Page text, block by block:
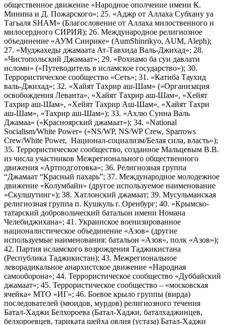
общественное движение «Народное ополчение имени К.
Минина и Д. Пожарского»; 25. «Аджр от Аллаха Субхану уа
Тагьаля SHAM» (Благословение от Аллаха милоственного и
милосердного СИРИЯ); 26. Международное религиозное
объединение «АУМ Синрике» (AumShinrikyo, AUM, Aleph);
27. «Муджахеды джамаата Ат-Тавхида Валь-Джихад»; 28.
«Чистопольский Джамаат»; 29. «Рохнамо ба суи давлати
исломи» («Путеводитель в исламское государство»); 30.
Террористическое сообщество «Сеть»; 31. «Катиба Таухид
валь-Джихад»; 32. «Хайят Тахрир аш-Шам» («Организация
освобождения Леванта», «Хайят Тахрир аш-Шам», «Хейят
Тахрир аш-Шам», «Хейят Тахрир Аш-Шам», «Хайят Тахри
аш-Шам», «Тахрир аш-Шам»); 33. «Ахлю Сунна Валь
Джамаа» («Красноярский джамаат»); 34. «National
Socialism/White Power» («NS/WP, NS/WP Crew, Sparrows
Crew/White Power, Национал-социализм/Белая сила, власть»);
35. Террористическое сообщество, созданное Мальцевым В.В.
из числа участников Межрегионального общественного
движения «Артподготовка»; 36. Религиозная группа
“Джамаат “Красный пахарь”; 37. Международное молодежное
движение «Колумбайн» (другое используемое наименование
«Скулшутинг»); 38. Хатлонский джамаат; 39. Мусульманская
религиозная группа п. Кушкуль г. Оренбург; 40. «Крымско-
татарский добровольческий батальон имени Номана
Челебиджихана»; 41. Украинское военизированное
националистическое объединение «Азов» (другие
используемые наименования: батальон «Азов», полк «Азов»);
42. Партия исламского возрождения Таджикистана
(Республика Таджикистан); 43. Межрегиональное
леворадикальное анархистское движение «Народная
самооборона»; 44. Террористическое сообщество «Дуббайский
джамаат»; 45. Террористическое сообщество – «московская
ячейка» МТО «ИГ»; 46. Боевое крыло группы (вирда)
последователей (мюидов, мурдов) религиозного течения
Батал-Хаджи Белхороева (Батал-Хаджи, баталхаджинцев,
белхороевцев, тариката шейха овлия (устаза) Батал-Хаджи